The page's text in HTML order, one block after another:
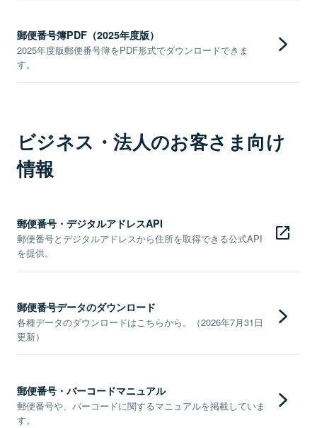
郵便番号簿PDF（2025年度版）
2025年度版郵便番号簿をPDF形式でダウンロードできま
す。
ビジネス・法人のお客さま向け
情報
郵便番号・デジタルアドレスAPI
郵便番号とデジタルアドレスから住所を取得できる公式API
を提供。
郵便番号データのダウンロード
各種データのダウンロードはこちらから。（2026年7月31日
更新）
郵便番号・バーコードマニュアル
郵便番号や、バーコードに関するマニュアルを掲載していま
す。